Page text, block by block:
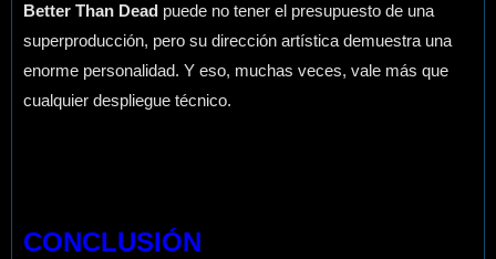
Better Than Dead puede no tener el presupuesto de una
superproducción, pero su dirección artística demuestra una
enorme personalidad. Y eso, muchas veces, vale más que
cualquier despliegue técnico.
CONCLUSIÓN